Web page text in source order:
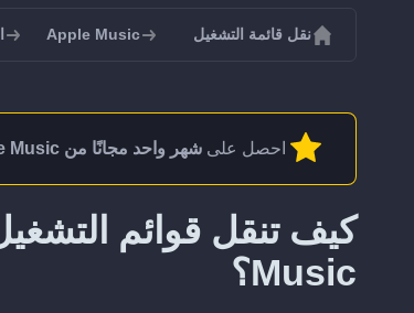
نقل قائمة التشغيل Apple Music
احصل على شهر واحد مجانًا من Apple Music
Music؟